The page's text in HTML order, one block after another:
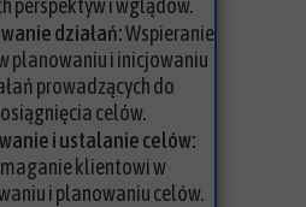
perspektyw i wglądów.
działań:Wspieranie
planowaniu i inicjowaniu
prowadzących do
osiągnięcia celów.
i ustalanie celów:
klientowi w
i planowaniu celów.